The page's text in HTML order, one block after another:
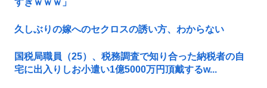
すぎｗｗｗ」
久しぶりの嫁へのセクロスの誘い方、わからない
国税局職員（25）、税務調査で知り合った納税者の自
宅に出入りしお小遣い1億5000万円頂戴するw...